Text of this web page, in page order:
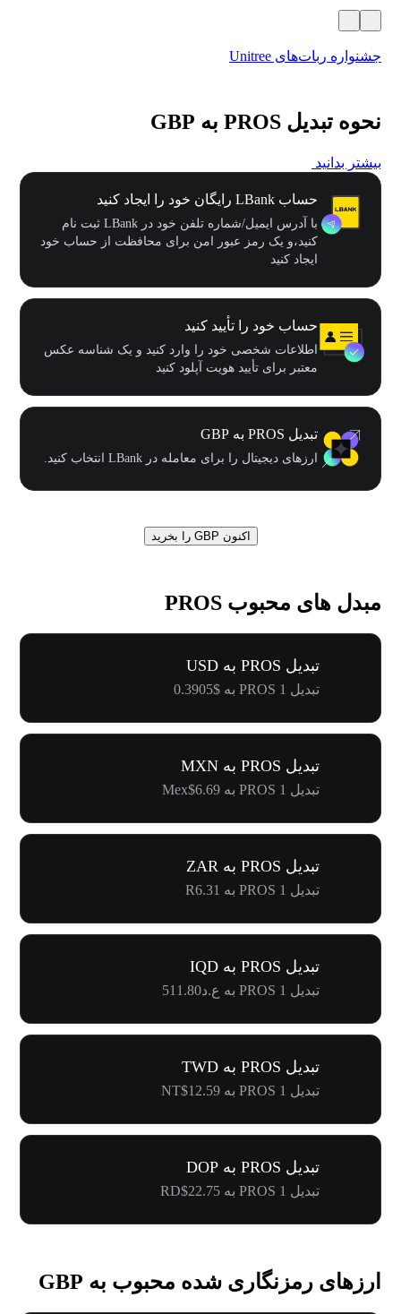
جشنواره ربات‌های Unitree
نحوه تبدیل PROS به GBP
بیشتر بدانید
حساب LBank رایگان خود را ایجاد کنید
با آدرس ایمیل/شماره تلفن خود در LBank ثبت نام
کنید،و یک رمز عبور امن برای محافظت از حساب خود
ایجاد کنید
حساب خود را تأیید کنید
اطلاعات شخصی خود را وارد کنید و یک شناسه عکس
معتبر برای تأیید هویت آپلود کنید
تبدیل PROS به GBP
ارزهای دیجیتال را برای معامله در LBank انتخاب کنید.
اکنون GBP را بخرید
مبدل های محبوب PROS
تبدیل PROS به USD
تبدیل 1 PROS به $0.3905
تبدیل PROS به MXN
تبدیل 1 PROS به Mex$6.69
تبدیل PROS به ZAR
تبدیل 1 PROS به R6.31
تبدیل PROS به IQD
تبدیل 1 PROS به ع.د511.80
تبدیل PROS به TWD
تبدیل 1 PROS به NT$12.59
تبدیل PROS به DOP
تبدیل 1 PROS به RD$22.75
ارزهای رمزنگاری شده محبوب به GBP